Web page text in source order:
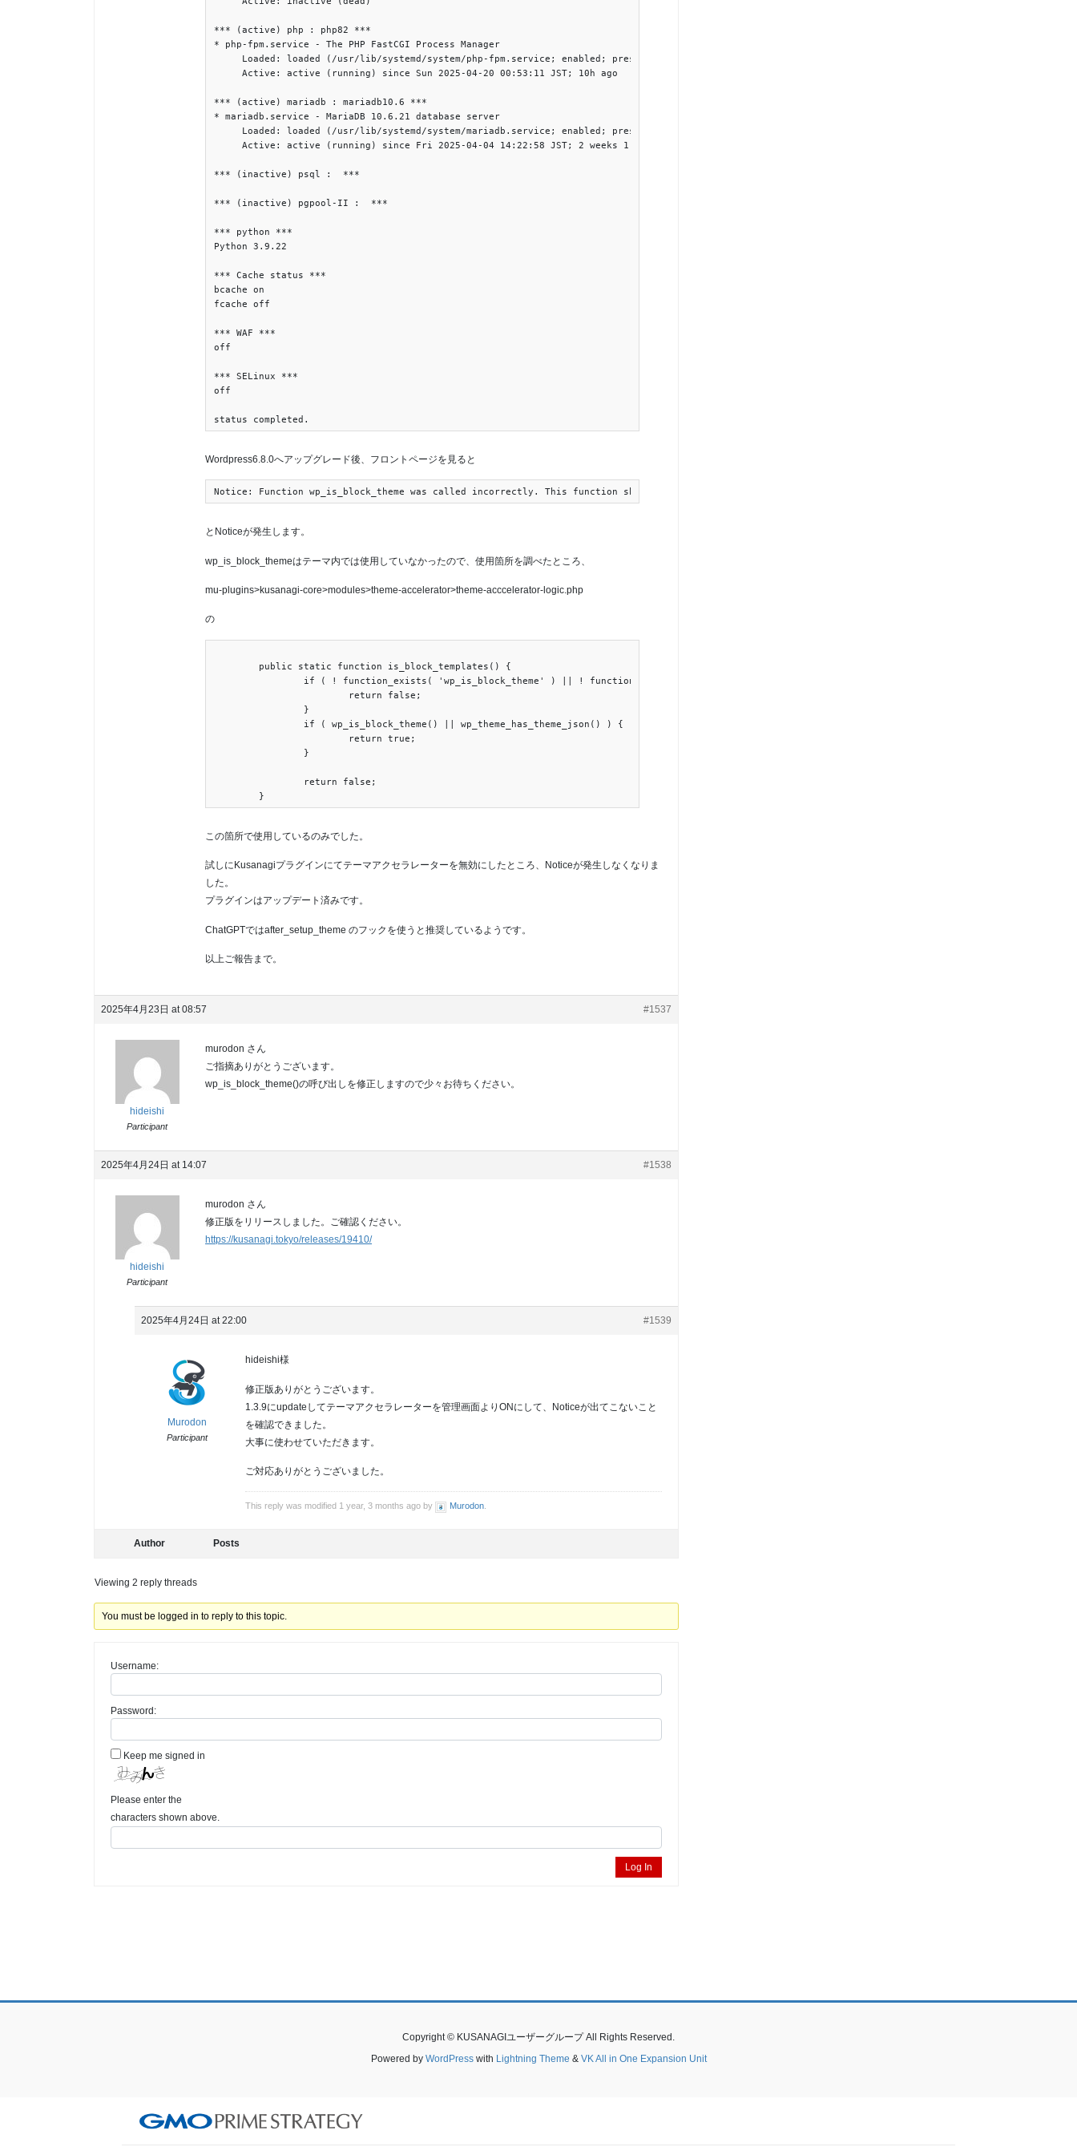
*** (active) php : php82 ***
* php-fpm.service - The PHP FastCGI Process Manager
     Loaded: loaded (/usr/lib/systemd/system/php-fpm.service; enabled; preset: disabled)
     Active: active (running) since Sun 2025-04-20 00:53:11 JST; 10h ago
*** (active) mariadb : mariadb10.6 ***
* mariadb.service - MariaDB 10.6.21 database server
     Loaded: loaded (/usr/lib/systemd/system/mariadb.service; enabled; preset: disabled)
     Active: active (running) since Fri 2025-04-04 14:22:58 JST; 2 weeks 1 day ago
*** (inactive) psql :  ***
*** (inactive) pgpool-II :  ***
*** python ***
Python 3.9.22
*** Cache status ***
bcache on
fcache off
*** WAF ***
off
*** SELinux ***
off
Wordpress6.8.0へアップグレード後、フロントページを見ると
とNoticeが発生します。
wp_is_block_themeはテーマ内では使用していなかったので、使用箇所を調べたところ、
mu-plugins>kusanagi-core>modules>theme-accelerator>theme-acccelerator-logic.php
の
この箇所で使用しているのみでした。
試しにKusanagiプラグインにてテーマアクセラレーターを無効にしたところ、Noticeが発生しなくなりま
した。
プラグインはアップデート済みです。
ChatGPTではafter_setup_theme のフックを使うと推奨しているようです。
以上ご報告まで。
2025年4月23日 at 08:57 #1537
hideishi
Participant
murodon さん
ご指摘ありがとうございます。
wp_is_block_theme()の呼び出しを修正しますので少々お待ちください。
2025年4月24日 at 14:07 #1538
hideishi
Participant
murodon さん
修正版をリリースしました。ご確認ください。
https://kusanagi.tokyo/releases/19410/
2025年4月24日 at 22:00 #1539
Murodon
Participant
hideishi様
修正版ありがとうございます。
1.3.9にupdateしてテーマアクセラレーターを管理画面よりONにして、Noticeが出てこないこと
を確認できました。
大事に使わせていただきます。
ご対応ありがとうございました。
This reply was modified 1 year, 3 months ago by Murodon.
Author Posts
Viewing 2 reply threads
You must be logged in to reply to this topic.
Username:
Password:
Keep me signed in
Please enter the
characters shown above.
Log In
Copyright © KUSANAGIユーザーグループ All Rights Reserved.
Powered by WordPresswith Lightning Theme & VK All in One Expansion Unit